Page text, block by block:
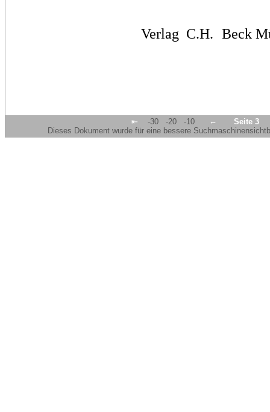
Verlag C.H. Beck
⇤ -30 -20 -10 ←
Seite 3
Dieses Dokument wurde für eine bessere